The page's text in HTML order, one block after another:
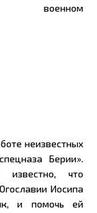
военном
неизвестных
Берии».
известно, что
Иосипа
и помочь ей